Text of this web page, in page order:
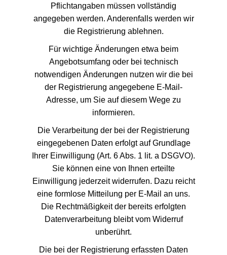
Pflichtangaben müssen vollständig
angegeben werden. Anderenfalls werden wir
die Registrierung ablehnen.
Für wichtige Änderungen etwa beim
Angebotsumfang oder bei technisch
notwendigen Änderungen nutzen wir die bei
der Registrierung angegebene E-Mail-
Adresse, um Sie auf diesem Wege zu
informieren.
Die Verarbeitung der bei der Registrierung
eingegebenen Daten erfolgt auf Grundlage
Ihrer Einwilligung (Art. 6 Abs. 1 lit. a DSGVO).
Sie können eine von Ihnen erteilte
Einwilligung jederzeit widerrufen. Dazu reicht
eine formlose Mitteilung per E-Mail an uns.
Die Rechtmäßigkeit der bereits erfolgten
Datenverarbeitung bleibt vom Widerruf
unberührt.
Die bei der Registrierung erfassten Daten